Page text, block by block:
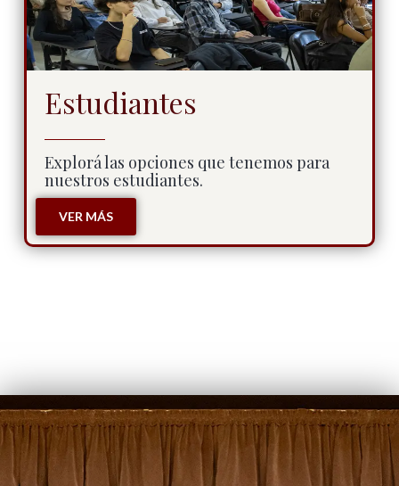
Estudiantes
Explorá las opciones que tenemos para
nuestros estudiantes.
VER MÁS
Derecho